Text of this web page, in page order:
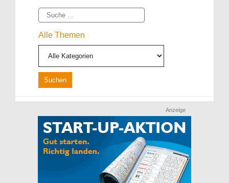
Suche
Alle Themen
Anzeige